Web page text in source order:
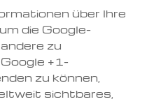
über Ihre
die Google-
zu
+1-
zu können,
sichtbares,